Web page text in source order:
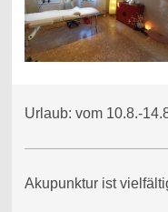
Urlaub: vom 10.8.-
Akupunktur ist